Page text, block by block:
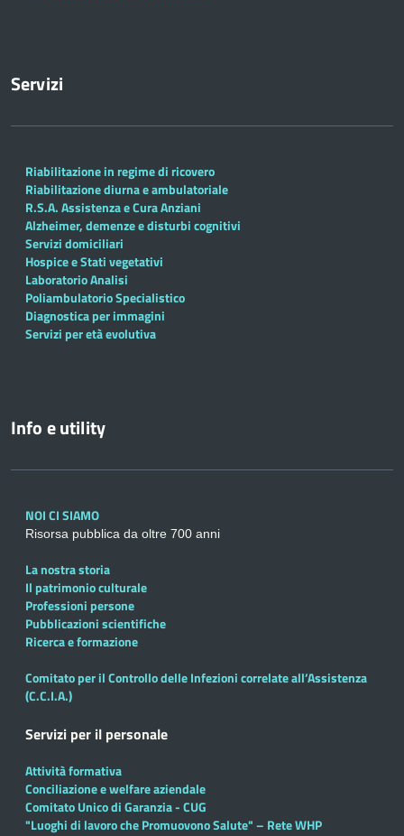
Servizi
Riabilitazione in regime di ricovero
Riabilitazione diurna e ambulatoriale
R.S.A. Assistenza e Cura Anziani
Alzheimer, demenze e disturbi cognitivi
Servizi domiciliari
Hospice e Stati vegetativi
Laboratorio Analisi
Poliambulatorio Specialistico
Diagnostica per immagini
Servizi per età evolutiva
Info e utility
NOI CI SIAMO
Risorsa pubblica da oltre 700 anni
La nostra storia
Il patrimonio culturale
Professioni persone
Pubblicazioni scientifiche
Ricerca e formazione
Comitato per il Controllo delle Infezioni correlate all’Assistenza
(C.C.I.A.)
Servizi per il personale
Attività formativa
Conciliazione e welfare aziendale
Comitato Unico di Garanzia - CUG
"Luoghi di lavoro che Promuovono Salute" – Rete WHP